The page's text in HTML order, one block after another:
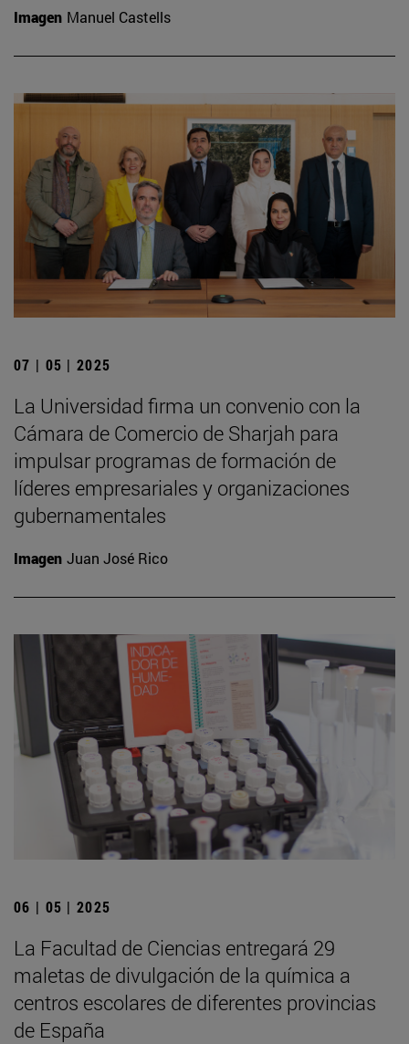
Imagen Manuel Castells
07 | 05 | 2025
La Universidad firma un convenio con la
Cámara de Comercio de Sharjah para
impulsar programas de formación de
líderes empresariales y organizaciones
gubernamentales
Imagen Juan José Rico
06 | 05 | 2025
La Facultad de Ciencias entregará 29
maletas de divulgación de la química a
centros escolares de diferentes provincias
de España